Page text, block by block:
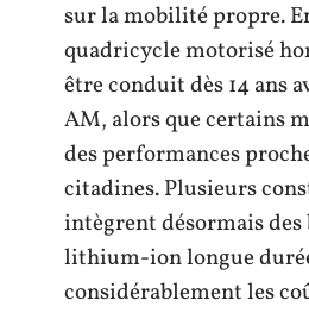
sur la mobilité propre.
quadricycle motorisé
être conduit dès 14 ans
AM, alors que certains
des performances
citadines. Plusieurs
intègrent désormais
lithium-ion longue
considérablement les